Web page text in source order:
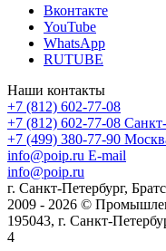
Вконтакте
YouTube
WhatsApp
RUTUBE
Наши контакты
+7 (812) 602-77-08
+7 (812) 602-77-08
+7 (499) 380-77-90
info@poip.ru E-mail
info@poip.ru
г. Санкт-Петербург,
2009 - 2026 ©
195043, г. Санкт-
4